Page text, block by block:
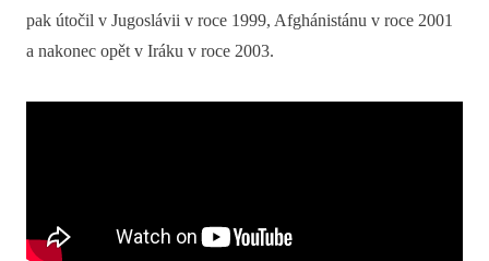
pak útočil v Jugoslávii v roce 1999, Afghánistánu v roce 2001
a nakonec opět v Iráku v roce 2003.